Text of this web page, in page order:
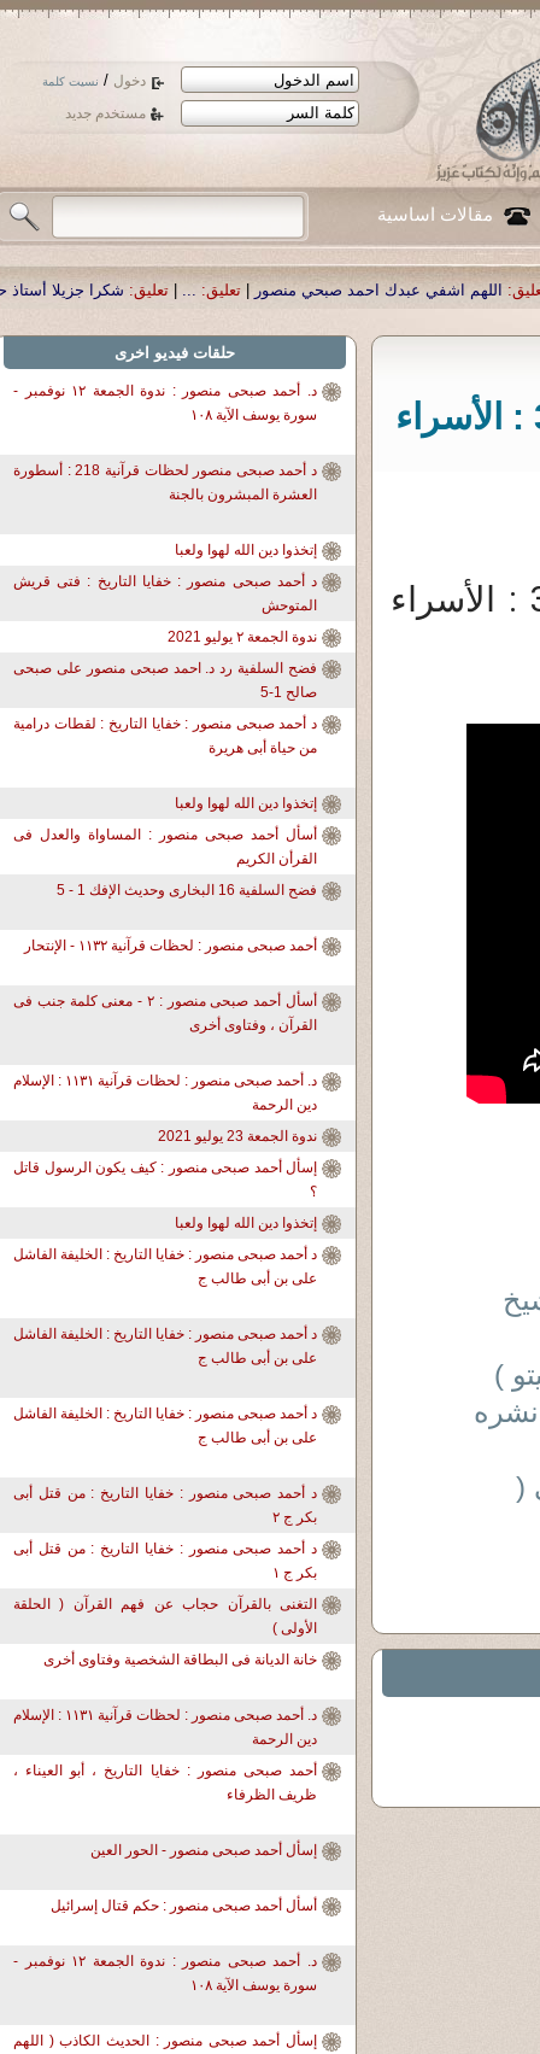
دخول / نسيت كلمة
مستخدم جديد
مقالات اساسية
صبحي منصور|تعليق: ... تعليق: شكرا جزيلا أستاذ حمد الحمد .أكرمكم الله . |
د. أحمد صبحى منصور لحظات قرآنية 355 : الأسراء
د. أحمد صبحى منصور لحظات قرآنية 355 : الأسراء
)
(
حلقات فيديو اخرى
د. أحمد صبحى منصور : ندوة الجمعة ١٢ نوفمبر -
سورة يوسف الآية ١٠٨
د أحمد صبحى منصور لحظات قرآنية 218 : أسطورة
العشرة المبشرون بالجنة
إتخذوا دين الله لهوا ولعبا
د أحمد صبحى منصور : خفايا التاريخ : فتى قريش
المتوحش
ندوة الجمعة ٢ يوليو 2021
فضح السلفية رد د. احمد صبحى منصور على صبحى
صالح 1-5
د أحمد صبحى منصور : خفايا التاريخ : لقطات درامية
من حياة أبى هريرة
إتخذوا دين الله لهوا ولعبا
أسأل أحمد صبحى منصور : المساواة والعدل فى
القرأن الكريم
فضح السلفية 16 البخارى وحديث الإفك 1 - 5
أحمد صبحى منصور : لحظات قرآنية ١١٣٢ - الإنتحار
أسأل أحمد صبحى منصور : ٢ - معنى كلمة جنب فى
القرآن ، وفتاوى أخرى
د. أحمد صبحى منصور : لحظات قرآنية ١١٣١ : الإسلام
دين الرحمة
ندوة الجمعة 23 يوليو 2021
إسأل أحمد صبحى منصور : كيف يكون الرسول قاتل
؟
إتخذوا دين الله لهوا ولعبا
د أحمد صبحى منصور : خفايا التاريخ : الخليفة الفاشل
على بن أبى طالب ج
د أحمد صبحى منصور : خفايا التاريخ : الخليفة الفاشل
على بن أبى طالب ج
د أحمد صبحى منصور : خفايا التاريخ : الخليفة الفاشل
على بن أبى طالب ج
د أحمد صبحى منصور : خفايا التاريخ : من قتل أبى
بكر ج ٢
د أحمد صبحى منصور : خفايا التاريخ : من قتل أبى
بكر ج ١
التغنى بالقرآن حجاب عن فهم القرآن ( الحلقة
الأولى )
خانة الديانة فى البطاقة الشخصية وفتاوى أخرى
د. أحمد صبحى منصور : لحظات قرآنية ١١٣١ : الإسلام
دين الرحمة
أحمد صبحى منصور : خفايا التاريخ ، أبو العيناء ،
ظريف الظرفاء
إسأل أحمد صبحى منصور - الحور العين
أسأل أحمد صبحى منصور : حكم قتال إسرائيل
د. أحمد صبحى منصور : ندوة الجمعة ١٢ نوفمبر -
سورة يوسف الآية ١٠٨
إسأل أحمد صبحى منصور : الحديث الكاذب ( اللهم